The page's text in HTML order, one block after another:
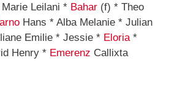
Leilani * Bahar (f) * Theo
Hans * Alba Melanie * Julian
Emilie * Jessie * Eloria *
Henry * Emerenz Callixta